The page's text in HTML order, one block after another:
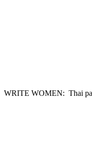
WRITE WOMEN: Thai